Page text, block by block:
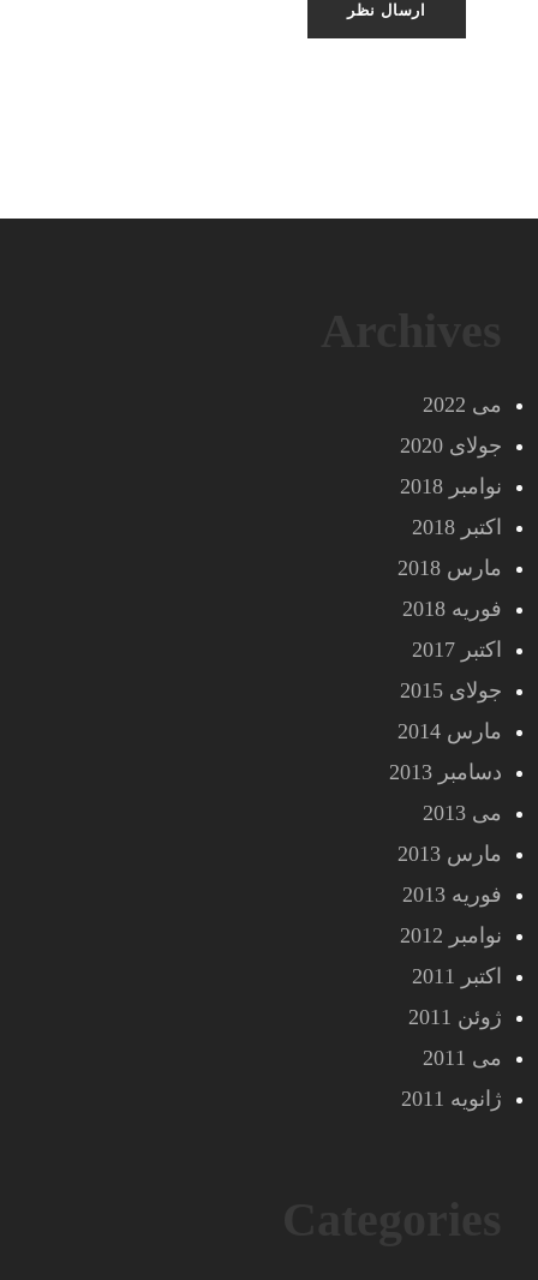
می 2022
جولای 2020
نوامبر 2018
اکتبر 2018
مارس 2018
فوریه 2018
اکتبر 2017
جولای 2015
مارس 2014
دسامبر 2013
می 2013
مارس 2013
فوریه 2013
نوامبر 2012
اکتبر 2011
ژوئن 2011
می 2011
ژانویه 2011